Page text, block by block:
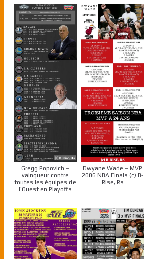
Gregg Popovich –
vainqueur contre
toutes les équipes de
l’Ouest en Playoffs
Dwyane Wade – MVP
2006 NBA Finals (c) B-
Rise, Rs